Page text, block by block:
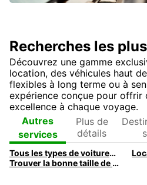
Recherches les
Découvrez une gamme
location, des véhicules haut
flexibles à long terme ou à
expérience conçue pour
excellence à chaque voyage.
Autres
services
Plus de
détails
Tous les types de voitures à louer chez Europcar
Trouver la bonne taille de voiture de location